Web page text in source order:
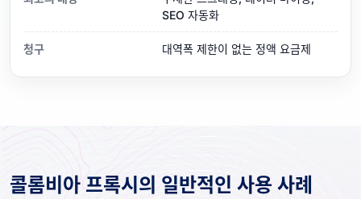
SEO 자동화
청구 대역폭 제한이 없는 정액 요금제
콜롬비아 프록시의 일반적인 사용 사례